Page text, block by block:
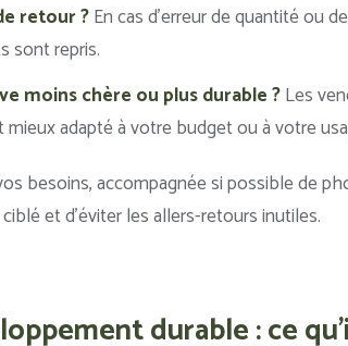
retour ?En cas d’erreur de quantité ou
sont repris.
moins chère ou plus durable ?Les
adapté à votre budget ou à votre
besoins, accompagnée si possible de
et d’éviter les allers-retours inutiles.
durable : ce